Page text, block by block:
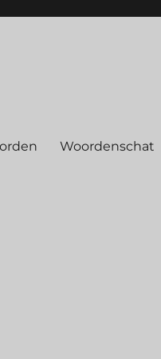
Woordenschat